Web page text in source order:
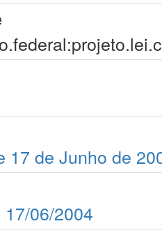
17 de Junho de
17/06/2004